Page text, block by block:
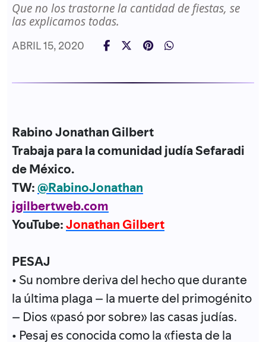
Que no los trastorne la cantidad de fiestas, se
las explicamos todas.
ABRIL 15, 2020
Rabino Jonathan Gilbert
Trabaja para la comunidad judía Sefaradi
de México.
TW:@RabinoJonathan
jgilbertweb.com
YouTube:Jonathan Gilbert
PESAJ
• Su nombre deriva del hecho que durante
la última plaga – la muerte del primogénito
– Dios «pasó por sobre» las casas judías.
• Pesaj es conocida como la «fiesta de la